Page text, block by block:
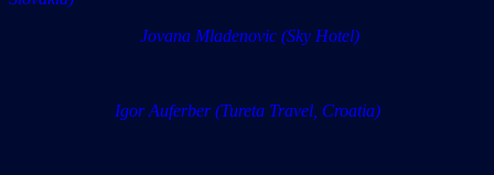
Jovana Mladenovic (Sky Hotel)
Igor Auferber (Tureta Travel, Croatia)